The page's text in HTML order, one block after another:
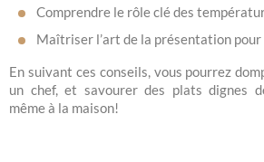
Comprendre le rôle clé des
Maîtriser l’art de la présentation
En suivant ces conseils, vous pourrez
un chef, et savourer des plats dignes
même à la maison!